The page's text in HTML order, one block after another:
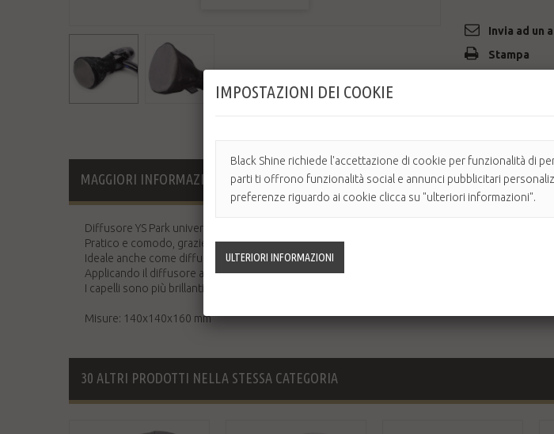
Invia ad un
Stampa
MAGGIORI INFORMAZIONI
Diffusore YS Park universale con retina in Argento e Titanio, che mantiene l'umidità naturale del
Pratico e comodo, grazie all'elastico di chiusura si adatta a qualsiasi tipo di asciugacapelli.
Ideale anche come diffusore da viaggio, si ripiega facilmente ed occupa poco spazio.
Applicando il diffusore al phon, si asciugano i capelli in modo delicato ed uniforme, evitando
I capelli sono più brillanti e setosi rispetto ad un qualsiasi altro diffusore.
Misure: 140x140x160 mm
30 ALTRI PRODOTTI NELLA STESSA CATEGORIA
IMPOSTAZIONI DEI COOKIE
Black Shine richiede l'accettazione di cookie per funzionalità di
parti ti offrono funzionalità social e annunci pubblicitari
preferenze riguardo ai cookie clicca su "ulteriori informazioni".